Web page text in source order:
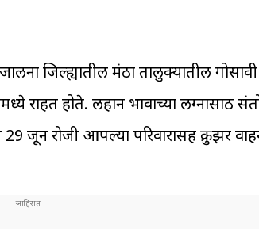
जिल्ह्यातील मंठा तालुक्यातील
होते. लहान भावाच्या लग्नासाठी
रोजी आपल्या परिवारासह क्रुझर